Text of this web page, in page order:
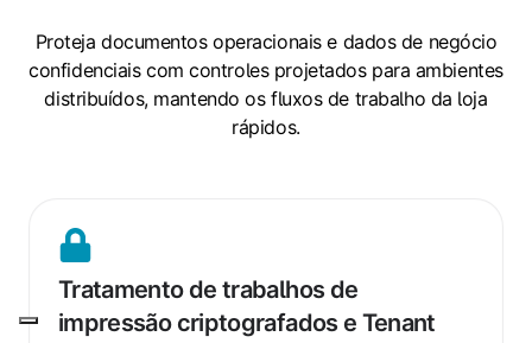
Proteja documentos operacionais e dados de negócio
confidenciais com controles projetados para ambientes
distribuídos, mantendo os fluxos de trabalho da loja
rápidos.
Tratamento de trabalhos de
impressão criptografados e Tenant
Tratamento
de
trabalhos
de